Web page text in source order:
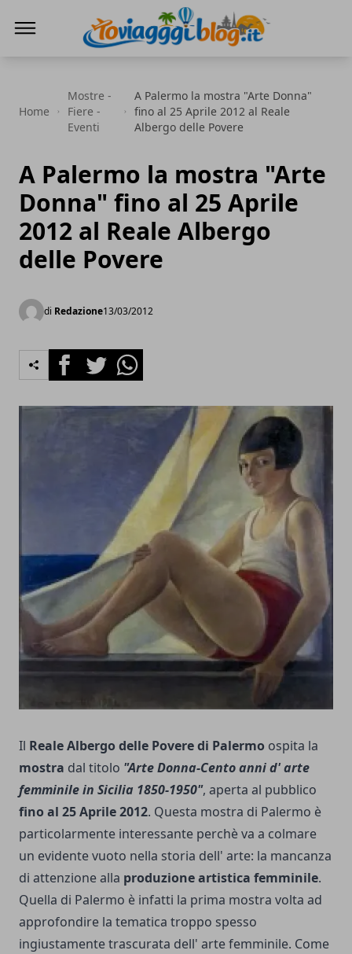
Home
Mostre -
Fiere -
Eventi
A Palermo la mostra "Arte Donna"
fino al 25 Aprile 2012 al Reale
Albergo delle Povere
A Palermo la mostra "Arte
Donna" fino al 25 Aprile
2012 al Reale Albergo
delle Povere
di Redazione13/03/2012
FacebookTwitterWhatsapp
Il Reale Albergo delle Povere di Palermo ospita la
mostra dal titolo "Arte Donna-Cento anni d' arte
femminile in Sicilia 1850-1950", aperta al pubblico
fino al 25 Aprile 2012. Questa mostra di Palermo è
particolarmente interessante perchè va a colmare
un evidente vuoto nella storia dell' arte: la mancanza
di attenzione alla produzione artistica femminile.
Quella di Palermo è infatti la prima mostra volta ad
approfondire la tematica troppo spesso
ingiustamente trascurata dell' arte femminile. Come